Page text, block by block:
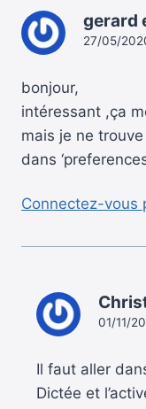
gerard
27/05/
bonjour,
intéressant ,ça
mais je ne trouve
dans
Connectez-vous
01/11/
Il faut aller
Dictée et